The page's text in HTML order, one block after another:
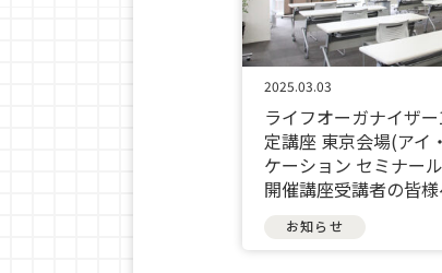
2025.03.03
ライフオーガナイザ
定講座 東京会場(アイ
ケーション セミナー
開催講座受講者の皆
お知らせ